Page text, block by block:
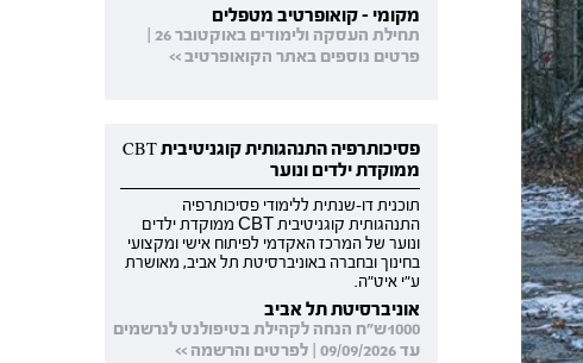
מקומי - קואופרטיב מטפלים
תחילת העסקה ולימודים באוקטובר 26 |
פרטים נוספים באתר הקואופרטיב >>
פסיכותרפיה התנהגותית קוגניטיבית CBT
ממוקדת ילדים ונוער
תוכנית דו-שנתית ללימודי פסיכותרפיה
התנהגותית קוגניטיבית CBT ממוקדת ילדים
ונוער של המרכז האקדמי לפיתוח אישי ומקצועי
בחינוך ובחברה באוניברסיטת תל אביב, מאושרת
ע"י איט"ה.
אוניברסיטת תל אביב
1000ש"ח הנחה לקהילת בטיפולנט לנרשמים
עד 09/09/2026 | לפרטים והרשמה >>